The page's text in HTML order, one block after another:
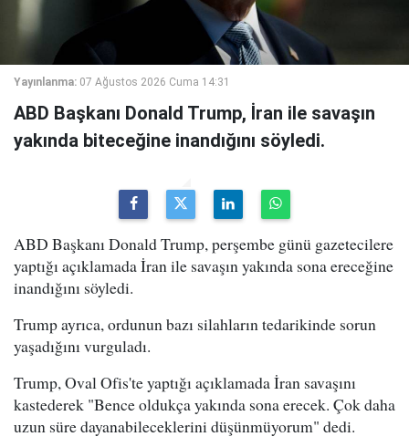
Yayınlanma: 07 Ağustos 2026 Cuma 14:31
ABD Başkanı Donald Trump, İran ile savaşın
yakında biteceğine inandığını söyledi.
ABD Başkanı Donald Trump, perşembe günü gazetecilere
yaptığı açıklamada İran ile savaşın yakında sona ereceğine
inandığını söyledi.
Trump ayrıca, ordunun bazı silahların tedarikinde sorun
yaşadığını vurguladı.
Trump, Oval Ofis'te yaptığı açıklamada İran savaşını
kastederek "Bence oldukça yakında sona erecek. Çok daha
uzun süre dayanabileceklerini düşünmüyorum" dedi.